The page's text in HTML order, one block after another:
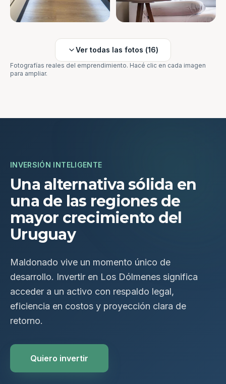
Ver todas las fotos (16)
Fotografías reales del emprendimiento. Hacé clic en cada imagen
para ampliar.
INVERSIÓN INTELIGENTE
Una alternativa sólida en
una de las regiones de
mayor crecimiento del
Uruguay
Maldonado vive un momento único de
desarrollo. Invertir en Los Dólmenes significa
acceder a un activo con respaldo legal,
eficiencia en costos y proyección clara de
retorno.
Quiero invertir